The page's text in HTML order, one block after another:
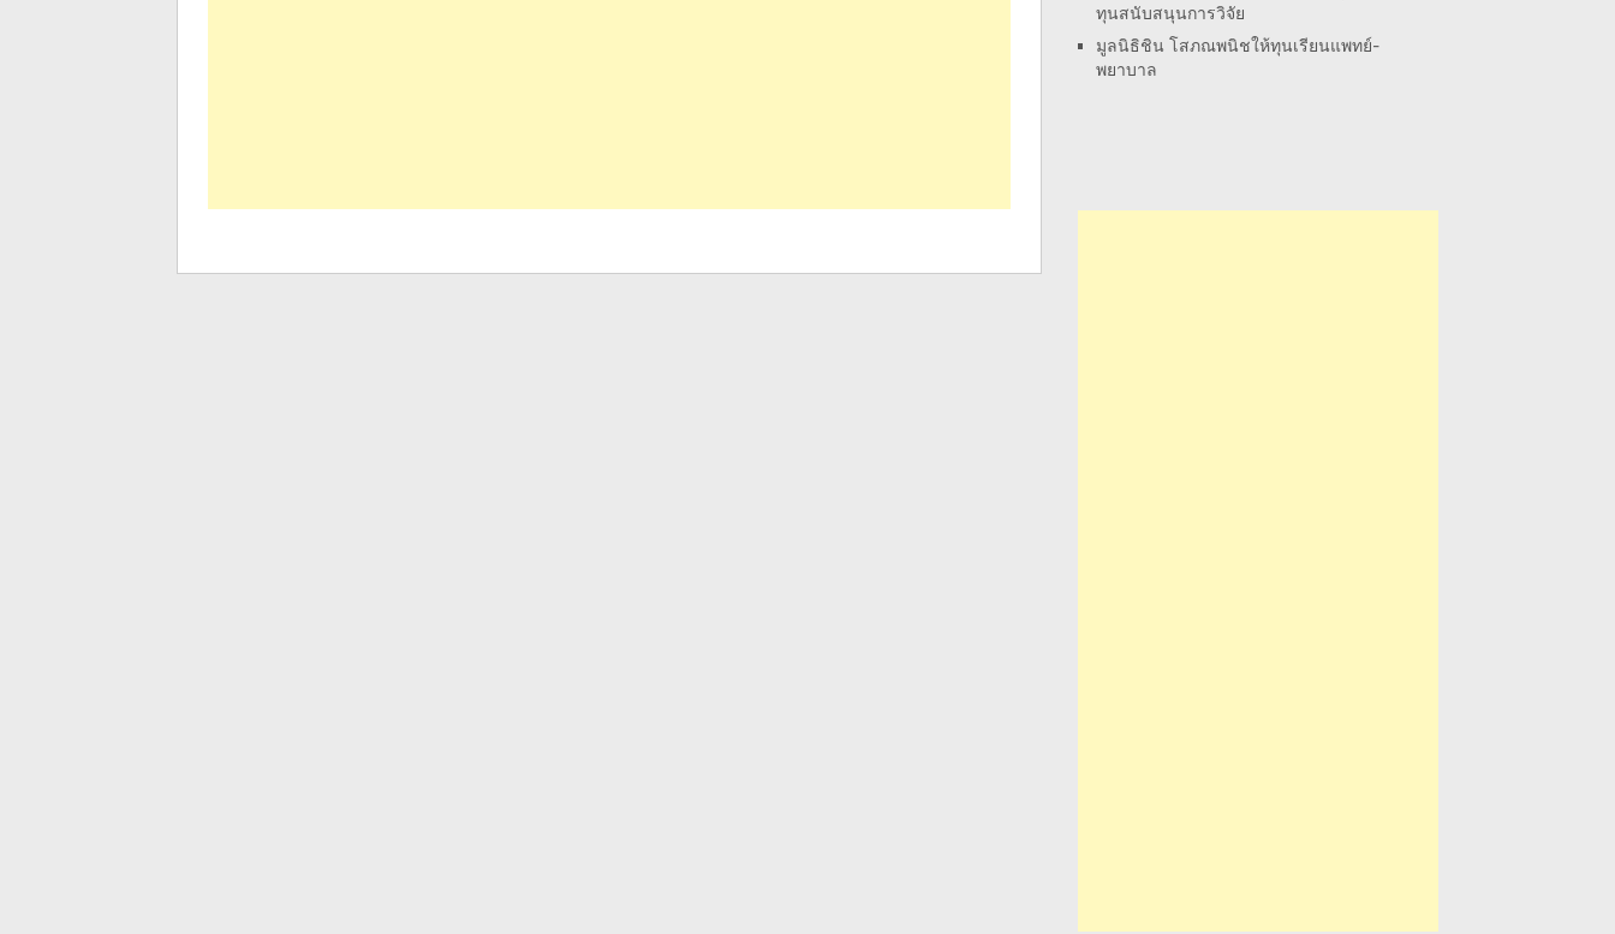
ทุนสนับสนุนการวิจัย
มูลนิธิชิน โสภณพนิชให้ทุนเรียนแพทย์-
พยาบาล